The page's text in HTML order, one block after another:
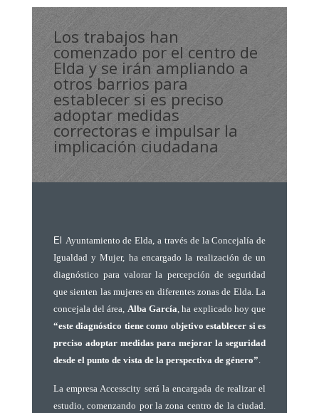
Los trabajos han
comenzado por el centro de
Elda y se irán ampliando a
otros barrios para
establecer si es preciso
adoptar medidas
correctoras e impulsar la
implicación ciudadana
El Ayuntamiento de Elda, a través de la Concejalía de
Igualdad y Mujer, ha encargado la realización de un
diagnóstico para valorar la percepción de seguridad
que sienten las mujeres en diferentes zonas de Elda. La
concejala del área, Alba García, ha explicado hoy que
“este diagnóstico tiene como objetivo establecer si es
preciso adoptar medidas para mejorar la seguridad
desde el punto de vista de la perspectiva de género”.
La empresa Accesscity será la encargada de realizar el
estudio, comenzando por la zona centro de la ciudad.